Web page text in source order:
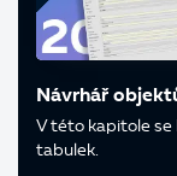
Návrhář
V této kapitole se
tabulek.